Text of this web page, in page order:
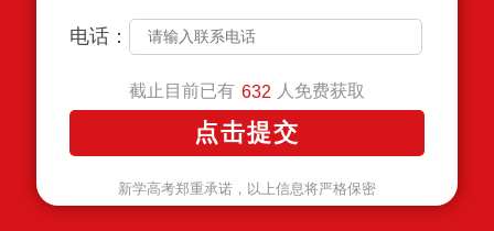
电话：
截止目前已有 632 人免费获取
新学高考郑重承诺，以上信息将严格保密